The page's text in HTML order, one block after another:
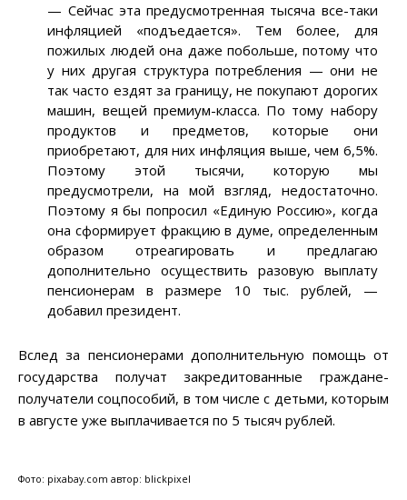
— Сейчас эта предусмотренная тысяча все-таки
инфляцией «подъедается». Тем более, для
пожилых людей она даже побольше, потому что
у них другая структура потребления — они не
так часто ездят за границу, не покупают дорогих
машин, вещей премиум-класса. По тому набору
продуктов и предметов, которые они
приобретают, для них инфляция выше, чем 6,5%.
Поэтому этой тысячи, которую мы
предусмотрели, на мой взгляд, недостаточно.
Поэтому я бы попросил «Единую Россию», когда
она сформирует фракцию в думе, определенным
образом отреагировать и предлагаю
дополнительно осуществить разовую выплату
пенсионерам в размере 10 тыс. рублей, —
добавил президент.
Вслед за пенсионерами дополнительную помощь от
государства получат закредитованные граждане-
получатели соцпособий, в том числе с детьми, которым
в августе уже выплачивается по 5 тысяч рублей.
Фото: pixabay.com автор: blickpixel